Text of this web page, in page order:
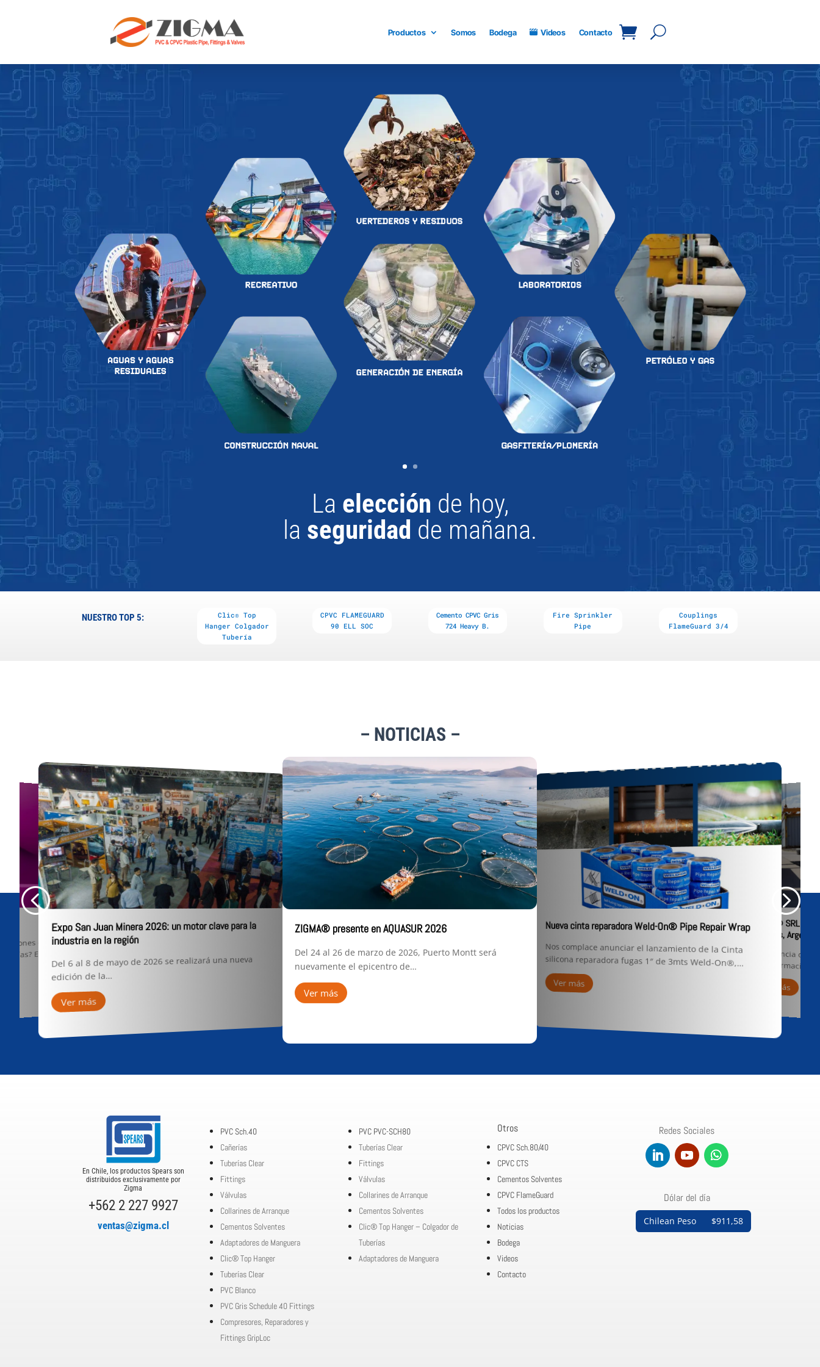
Productos Somos Bodega Videos Contacto
La elección de hoy,
la seguridad de mañana.
NUESTRO TOP 5:
Clic® Top
Hanger Colgador
Tubería
CPVC FLAMEGUARD
90 ELL SOC
Cemento CPVC Gris
724 Heavy B.
Fire Sprinkler
Pipe
Couplings
FlameGuard 3/4
– NOTICIAS –
o
En esta
Expo San Juan Minera 2026: un motor clave para la
industria en la región
Del 6 al 8 de mayo de 2026 se realizará una nueva
edición de la…
Ver más
ZIGMA® presente en AQUASUR 2026
Del 24 al 26 de marzo de 2026, Puerto Montt será
nuevamente el epicentro de…
Ver más
Nueva cinta reparadora Weld-On® Pipe Repair Wrap
Nos complace anunciar el lanzamiento de la Cinta
silicona reparadora fugas 1″ de 3mts Weld-On®,…
Ver más
ZIGMA® SRL
San Luis,
La provincia
la
Ver más
En Chile, los productos Spears son
distribuidos exclusivamente por
Zigma
+562 2 227 9927
ventas@zigma.cl
PVC Sch.40
Cañerías
Tuberías Clear
Fittings
Válvulas
Collarines de Arranque
Cementos Solventes
Adaptadores de Manguera
Clic® Top Hanger
Tuberías Clear
PVC Blanco
PVC Gris Schedule 40 Fittings
Compresores, Reparadores y
Fittings GripLoc
PVC PVC-SCH80
Tuberías Clear
Fittings
Válvulas
Collarines de Arranque
Cementos Solventes
Clic® Top Hanger – Colgador de
Tuberías
Adaptadores de Manguera
Otros
CPVC Sch.80/40
CPVC CTS
Cementos Solventes
CPVC FlameGuard
Todos los productos
Noticias
Bodega
Videos
Contacto
Redes Sociales
Dólar del día
Chilean Peso $911,58